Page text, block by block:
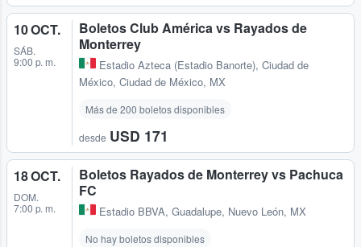
10 OCT.
SÁB.
9:00 p. m.
Boletos Club América vs Rayados de
Monterrey
Estadio Azteca (Estadio Banorte), Ciudad de
México, Ciudad de México, MX
Más de 200 boletos disponibles
desde USD 171
18 OCT.
DOM.
7:00 p. m.
Boletos Rayados de Monterrey vs Pachuca
FC
Estadio BBVA, Guadalupe, Nuevo León, MX
No hay boletos disponibles